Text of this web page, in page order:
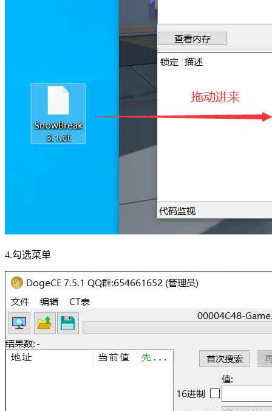
4.勾选菜单